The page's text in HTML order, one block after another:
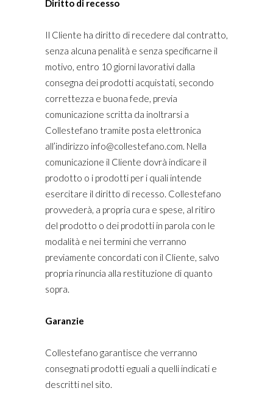
Diritto di recesso
Il Cliente ha diritto di recedere dal contratto,
senza alcuna penalità e senza specificarne il
motivo, entro 10 giorni lavorativi dalla
consegna dei prodotti acquistati, secondo
correttezza e buona fede, previa
comunicazione scritta da inoltrarsi a
Collestefano tramite posta elettronica
all’indirizzo info@collestefano.com. Nella
comunicazione il Cliente dovrà indicare il
prodotto o i prodotti per i quali intende
esercitare il diritto di recesso. Collestefano
provvederà, a propria cura e spese, al ritiro
del prodotto o dei prodotti in parola con le
modalità e nei termini che verranno
previamente concordati con il Cliente, salvo
propria rinuncia alla restituzione di quanto
sopra.
Garanzie
Collestefano garantisce che verranno
consegnati prodotti eguali a quelli indicati e
descritti nel sito.